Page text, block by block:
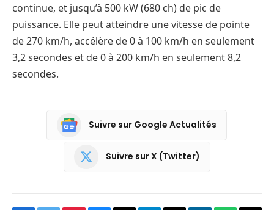
continue, et jusqu’à 500 kW (680 ch) de pic de
puissance. Elle peut atteindre une vitesse de pointe
de 270 km/h, accélère de 0 à 100 km/h en seulement
3,2 secondes et de 0 à 200 km/h en seulement 8,2
secondes.
Suivre sur Google Actualités
Suivre sur X (Twitter)